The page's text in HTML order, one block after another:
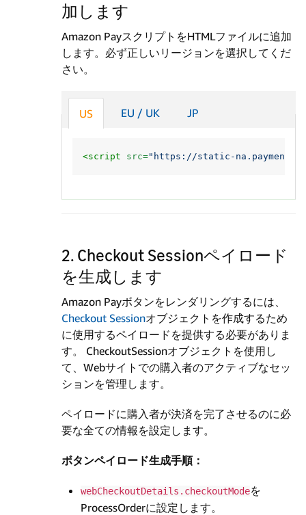
加します
Amazon PayスクリプトをHTMLファイルに追加
します。必ず正しいリージョンを選択してくだ
さい。
US EU / UK JP
<script src="https://static-na.payments-
2. Checkout Sessionペイロード
を生成します
Amazon Payボタンをレンダリングするには、
Checkout Sessionオブジェクトを作成するため
に使用するペイロードを提供する必要がありま
す。 CheckoutSessionオブジェクトを使用し
て、Webサイトでの購入者のアクティブなセッ
ションを管理します。
ペイロードに購入者が決済を完了させるのに必
要な全ての情報を設定します。
ボタンペイロード生成手順：
webCheckoutDetails.checkoutModeを
ProcessOrderに設定します。